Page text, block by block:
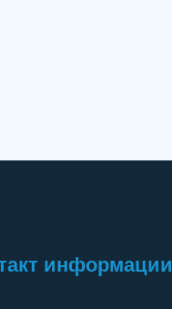
информации